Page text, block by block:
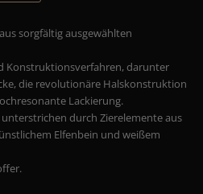
sorgfältig ausgewählten
Konstruktionsverfahren, darunter
die revolutionäre Halskonstruktion
Lackierung.
durch Zierelemente aus
Elfenbein und weißem